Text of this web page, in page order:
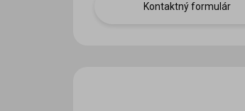
Kontaktný formulár